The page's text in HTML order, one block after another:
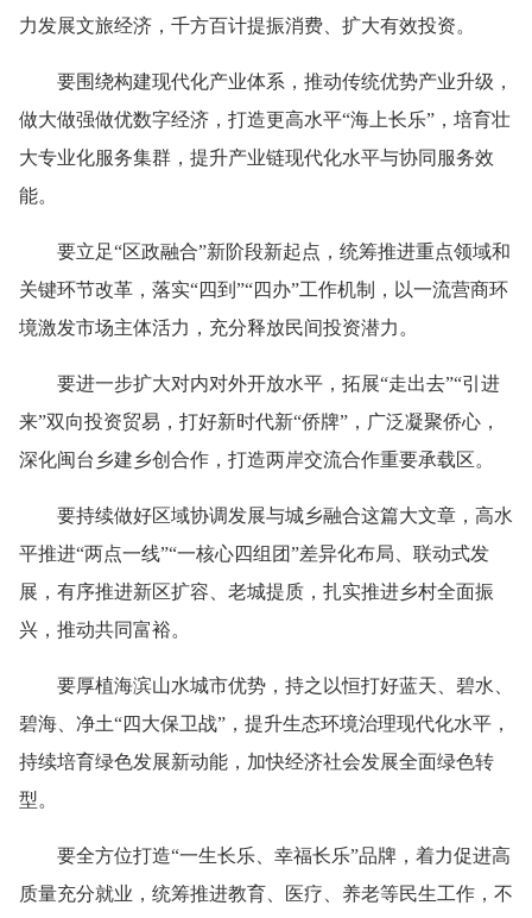
力发展文旅经济，千方百计提振消费、扩大有效投资。
要围绕构建现代化产业体系，推动传统优势产业升级，
做大做强做优数字经济，打造更高水平“海上长乐”，培育壮
大专业化服务集群，提升产业链现代化水平与协同服务效
能。
要立足“区政融合”新阶段新起点，统筹推进重点领域和
关键环节改革，落实“四到”“四办”工作机制，以一流营商环
境激发市场主体活力，充分释放民间投资潜力。
要进一步扩大对内对外开放水平，拓展“走出去”“引进
来”双向投资贸易，打好新时代新“侨牌”，广泛凝聚侨心，
深化闽台乡建乡创合作，打造两岸交流合作重要承载区。
要持续做好区域协调发展与城乡融合这篇大文章，高水
平推进“两点一线”“一核心四组团”差异化布局、联动式发
展，有序推进新区扩容、老城提质，扎实推进乡村全面振
兴，推动共同富裕。
要厚植海滨山水城市优势，持之以恒打好蓝天、碧水、
碧海、净土“四大保卫战”，提升生态环境治理现代化水平，
持续培育绿色发展新动能，加快经济社会发展全面绿色转
型。
要全方位打造“一生长乐、幸福长乐”品牌，着力促进高
质量充分就业，统筹推进教育、医疗、养老等民生工作，不